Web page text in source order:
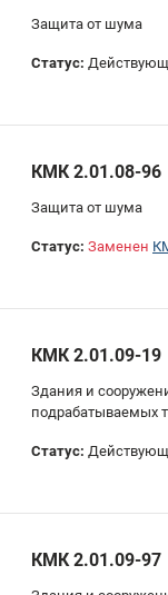
Защита от шума
Статус:
КМК 2.01.08-96
Защита от шума
Статус: Заменен
КМК 2.01.09-19
Здания и
подрабатываемых
Статус:
КМК 2.01.09-97